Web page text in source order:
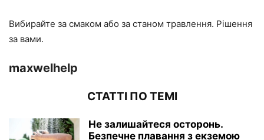
Вибирайте за смаком або за станом травлення. Рішення
за вами.
maxwelhelp
СТАТТІ ПО ТЕМІ
Не залишайтеся осторонь.
Безпечне плавання з екземою